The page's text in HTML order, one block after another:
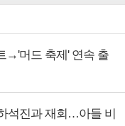
→'머드 축제' 연속 출
석진과 재회…아들 비